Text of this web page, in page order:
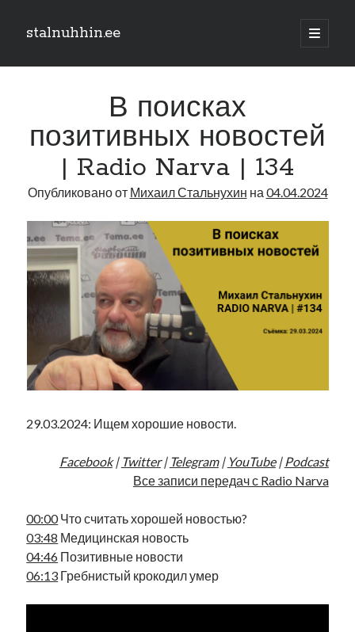
stalnuhhin.ee
отрыть
Боковая
панель
В мире
Интервью
Книга
Личное
Нарва и северо-восток
Обзор прессы
Парламент и правительство
Фотографии
Экономика
Юмор
radio narva takinada
ансиппиада безработица
в поисках здравого смысла выборы
высказывание
евросоюз интервью история кабинетные истории
В поисках
позитивных новостей
| Radio Narva | 134
Опубликовано от Михаил Стальнухин на 04.04.2024
29.03.2024: Ищем хорошие новости.
Facebook| Twitter| Telegram| YouTube| Podcast
Все записи передач с Radio Narva
00:00Что считать хорошей новостью?
03:48 Медицинская новость
04:46 Позитивные новости
06:13 Гребнистый крокодил умер